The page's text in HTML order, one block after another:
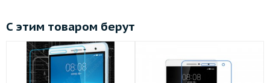
С этим товаром берут